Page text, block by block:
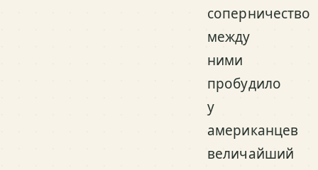
соперничество
между
ними
пробудило
у
американцев
величайший